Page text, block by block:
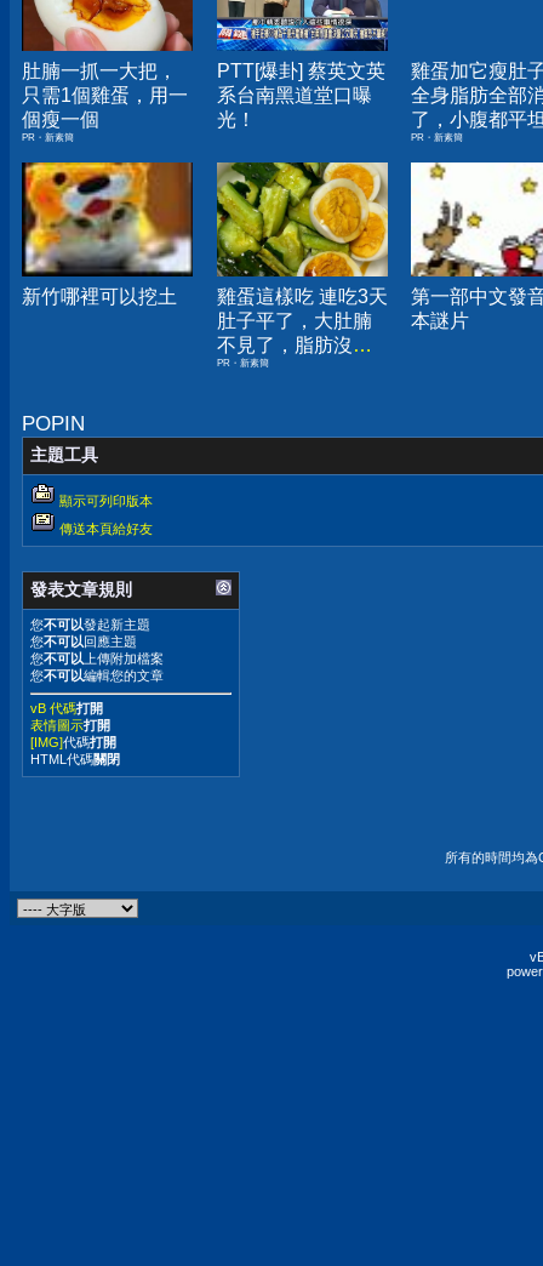
肚腩一抓一大把，
只需1個雞蛋，用一
個瘦一個
PR・新素簡
PTT[爆卦] 蔡英文英
系台南黑道堂口曝
光！
雞蛋加它瘦肚
全身脂肪全部
了，小腹都平
PR・新素簡
新竹哪裡可以挖土
雞蛋這樣吃 連吃3天
肚子平了，大肚腩
不見了，脂肪沒
了！
PR・新素簡
第一部中文發
本謎片
POPIN
主題工具
顯示可列印版本
傳送本頁給好友
發表文章規則
您不可以發起新主題
您不可以 回應主題
您不可以 上傳附加檔案
您不可以編輯您的文章
vB 代碼打開
表情圖示打開
[IMG]代碼打開
HTML代碼關閉
所有的時間均為